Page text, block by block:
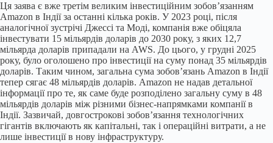
Ця заява є вже третім великим інвестиційним зобов’язанням
Amazon в Індії за останні кілька років. У 2023 році, після
аналогічної зустрічі Джессі та Моді, компанія вже обіцяла
інвестувати 15 мільярдів доларів до 2030 року, з яких 12,7
мільярда доларів припадали на AWS. До цього, у грудні 2025
року, було оголошено про інвестиції на суму понад 35 мільярдів
доларів. Таким чином, загальна сума зобов’язань Amazon в Індії
тепер сягає 48 мільярдів доларів. Amazon не надав детальної
інформації про те, як саме буде розподілено загальну суму в 48
мільярдів доларів між різними бізнес-напрямками компанії в
Індії. Зазвичай, довгострокові зобов’язання технологічних
гігантів включають як капітальні, так і операційні витрати, а не
лише інвестиції в нову інфраструктуру.